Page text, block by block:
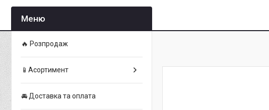
🔥 Розпродаж
📱Асортимент
🚘 Доставка та оплата